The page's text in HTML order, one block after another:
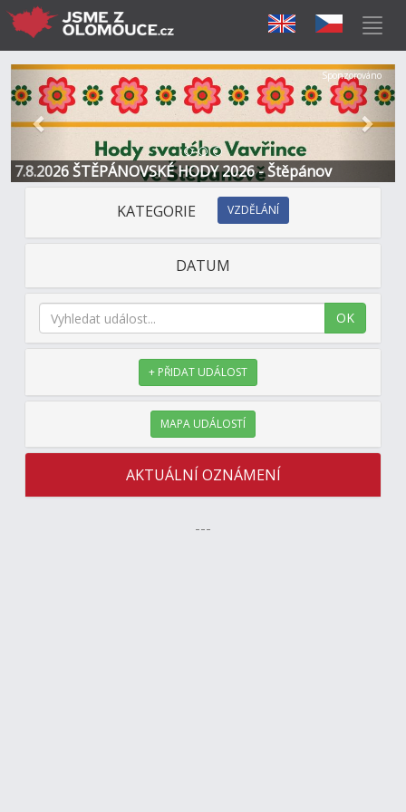
7.8.2026 ŠTĚPÁNOVSKÉ HODY 2026 - Štěpánov
Předchozí Další
Sponzorováno
KATEGORIE VZDĚLÁNÍ
DATUM
OK
+ PŘIDAT UDÁLOST
MAPA UDÁLOSTÍ
AKTUÁLNÍ OZNÁMENÍ
---